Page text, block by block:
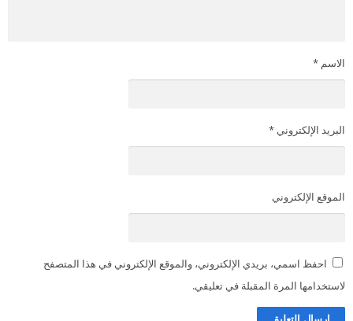
الاسم *
البريد الإلكتروني *
الموقع الإلكتروني
احفظ اسمي، بريدي الإلكتروني، والموقع الإلكتروني في هذا المتصفح
لاستخدامها المرة المقبلة في تعليقي.